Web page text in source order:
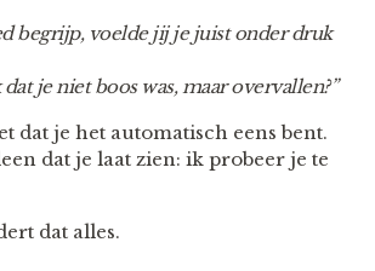
begrijp, voelde jij je juist onder druk
dat je niet boos was, maar overvallen?”
dat je het automatisch eens bent.
dat je laat zien: ik probeer je te
dat alles.